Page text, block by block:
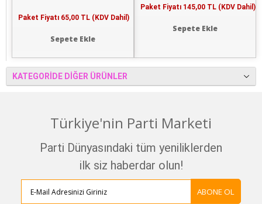
Paket Fiyatı 145,00 TL (KDV Dahil)
Sepete Ekle
Paket Fiyatı 65,00 TL (KDV Dahil)
Sepete Ekle
KATEGORIDE DIĞER ÜRÜNLER
Türkiye'nin Parti Marketi
Parti Dünyasındaki tüm yeniliklerden
ilk siz haberdar olun!
ABONE OL